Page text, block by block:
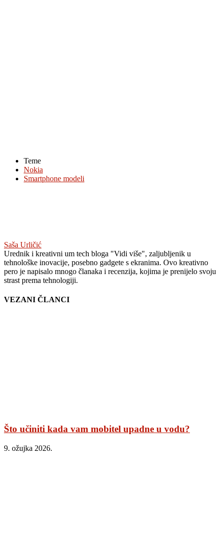
Teme
Nokia
Smartphone modeli
Saša Urličić
Urednik i kreativni um tech bloga "Vidi više", zaljubljenik u
tehnološke inovacije, posebno gadgete s ekranima. Ovo kreativno
pero je napisalo mnogo članaka i recenzija, kojima je prenijelo svoju
strast prema tehnologiji.
VEZANI ČLANCI
Što učiniti kada vam mobitel upadne u vodu?
9. ožujka 2026.